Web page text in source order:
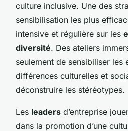
culture inclusive. Une des
sensibilisation les plus
intensive et régulière sur les
diversité. Des ateliers
seulement de sensibiliser les
différences culturelles et
déconstruire les stéréotypes.
Les leaders d’entreprise
dans la promotion d’une